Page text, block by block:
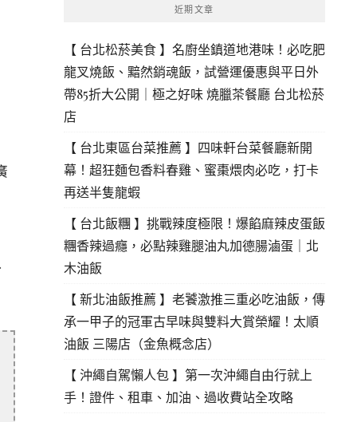
近期文章
【 台北松菸美食 】名廚坐鎮道地港味！必吃肥
龍叉燒飯、黯然銷魂飯，試營運優惠與平日外
帶85折大公開｜極之好味 燒臘茶餐廳 台北松菸
店
【 台北東區台菜推薦 】四味軒台菜餐廳新開
幕！超狂麵包香料春雞、蜜棗煨肉必吃，打卡
再送半隻龍蝦
【 台北飯糰 】挑戰辣度極限！爆餡麻辣皮蛋飯
糰香辣過癮，必點辣雞腿油丸加德腸滷蛋｜北
木油飯
【 新北油飯推薦 】老饕激推三重必吃油飯，傳
承一甲子的冠軍古早味與雙料大賞榮耀！太順
油飯 三陽店（金魚概念店）
【 沖繩自駕懶人包 】第一次沖繩自由行就上
手！證件、租車、加油、過收費站全攻略